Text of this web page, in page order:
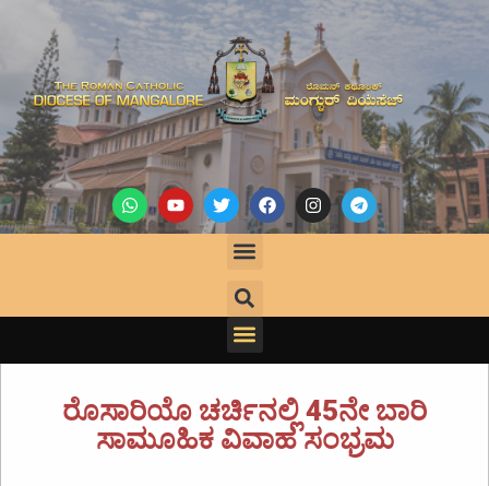
ರೊಸಾರಿಯೊ ಚರ್ಚಿನಲ್ಲಿ 45ನೇ ಬಾರಿ
ಸಾಮೂಹಿಕ ವಿವಾಹ ಸಂಭ್ರಮ